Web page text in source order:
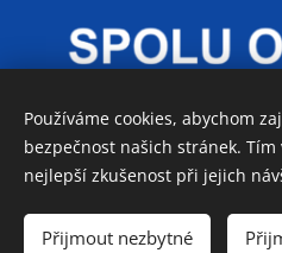
Co
Používáme cookies, abychom
bezpečnost našich stránek.
nejlepší zkušenost při jejich
Přijmout nezbytné